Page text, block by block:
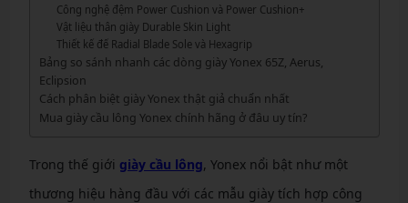
Công nghệ đệm Power Cushion và Power Cushion+
Vật liệu thân giày Durable Skin Light
Thiết kế đế Radial Blade Sole và Hexagrip
Bảng so sánh nhanh các dòng giày Yonex 65Z, Aerus,
Eclipsion
Cách phân biệt giày Yonex thật giả chuẩn nhất
Mua giày cầu lông Yonex chính hãng ở đâu uy tín?
Trong thế giới giày cầu lông, Yonex nổi bật như một
thương hiệu hàng đầu với các mẫu giày tích hợp công